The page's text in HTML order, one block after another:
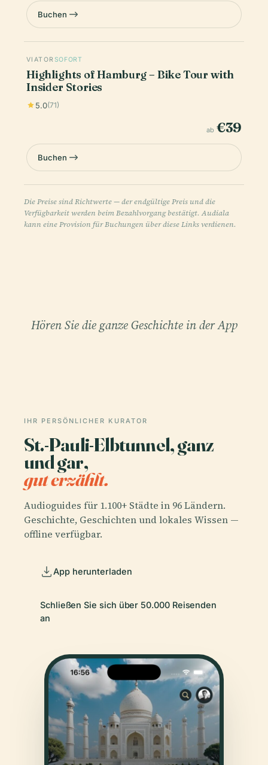
Buchen
VIATOR SOFORT
Highlights of Hamburg – Bike Tour with
Insider Stories
5.0(71)
ab €39
Buchen
Die Preise sind Richtwerte — der endgültige Preis und die
Verfügbarkeit werden beim Bezahlvorgang bestätigt. Audiala
kann eine Provision für Buchungen über diese Links verdienen.
Hören Sie die ganze Geschichte in der App
IHR PERSÖNLICHER KURATOR
St.-Pauli-Elbtunnel, ganz
und gar,
gut erzählt.
Audioguides für 1.100+ Städte in 96 Ländern.
Geschichte, Geschichten und lokales Wissen —
offline verfügbar.
App herunterladen
Schließen Sie sich über 50.000 Reisenden
an